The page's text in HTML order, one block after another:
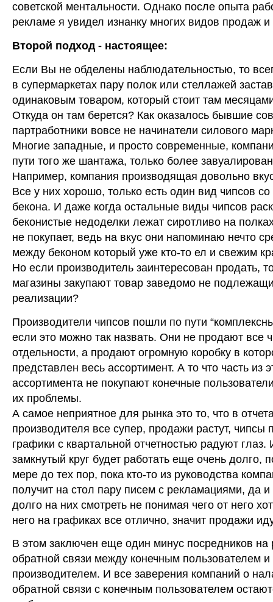
советской ментальности. Однако после опыта
рекламе я увидел изнанку многих видов продаж и
Второй подход - настоящее:
Если Вы не обделены наблюдательностью, то
в супермаркетах пару полок или стеллажей
одинаковым товаром, который стоит там
Откуда он там берется? Как оказалось бывшие
партработники вовсе не начинатели силового
Многие западные, и просто современные,
пути того же шантажа, только более
Например, компания производящая довольно
Все у них хорошо, только есть один вид чипсов со
бекона. И даже когда остальные виды чипсов
беконистые недоделки лежат сиротливо на
не покупает, ведь на вкус они напоминаю нечто
между беконом который уже кто-то ел и свежим
Но если производитель заинтересован продать,
магазины закупают товар заведомо не
реализации?
Производители чипсов пошли по пути
если это можно так назвать. Они не продают все
отдельности, а продают огромную коробку в
представлен весь ассортимент. А то что часть из
ассортимента не покупают конечные
их проблемы.
А самое неприятное для рынка это то, что в
производителя все супер, продажи растут, чипсы
графики с квартальной отчетностью радуют глаз.
замкнутый круг будет работать еще очень долго,
мере до тех пор, пока кто-то из руководства
получит на стол пару писем с рекламациями, да и
долго на них смотреть не понимая чего от него
него на графиках все отлично, значит продажи
В этом заключен еще один минус посредников на
обратной связи между конечным пользователем и
производителем. И все заверения компаний о
обратной связи с конечным пользователем